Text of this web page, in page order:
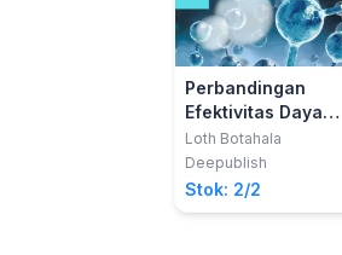
Perbandingan
Efektivitas Daya
Adsorpsi Sekam
Padi Dan
Kemiri Terhadap
Logam Besi (Fe)
Loth Botahala
Deepublish
Stok: 2/2